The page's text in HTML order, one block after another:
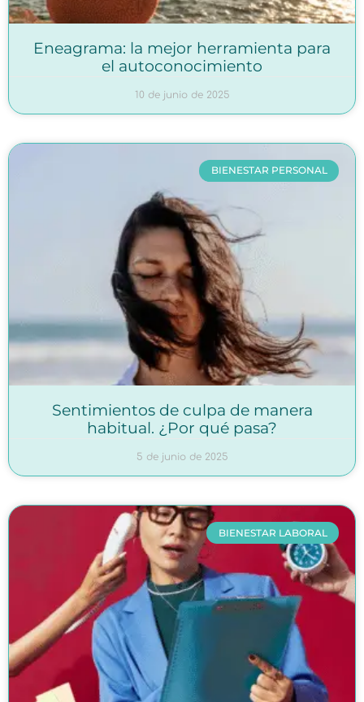
Eneagrama: la mejor herramienta para
el autoconocimiento
10 de junio de 2025
BIENESTAR PERSONAL
Sentimientos de culpa de manera
habitual. ¿Por qué pasa?
5 de junio de 2025
BIENESTAR LABORAL